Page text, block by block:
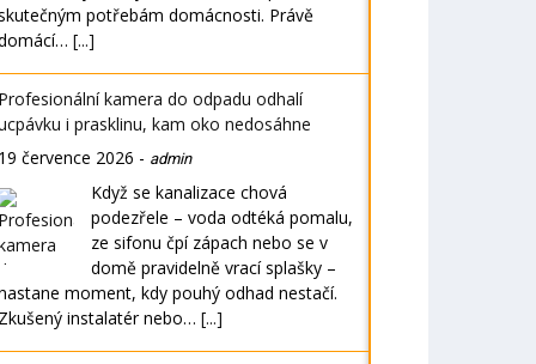
potřebám domácnosti. Právě
[...]
kamera do odpadu odhalí
i prasklinu, kam oko nedosáhne
července 2026 - admin
Když se kanalizace chová
podezřele – voda odtéká pomalu,
ze sifonu čpí zápach nebo se v
domě pravidelně vrací splašky –
moment, kdy pouhý odhad nestačí.
instalatér nebo… [...]